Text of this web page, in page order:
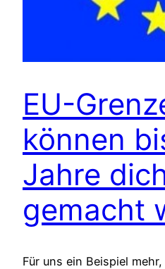
EU-
können
Jahre
gemacht
Für uns ein Beispiel